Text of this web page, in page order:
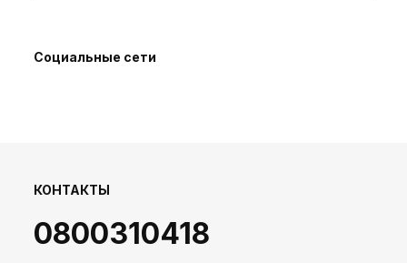
Социальные сети
КОНТАКТЫ
0800310418